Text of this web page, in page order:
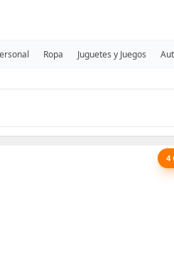
Ropa Juguetes y Juegos
4